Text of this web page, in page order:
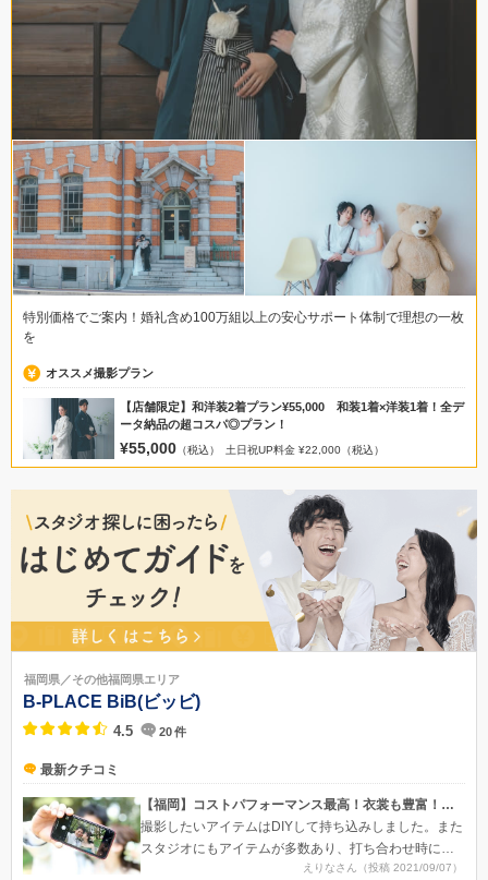
特別価格でご案内！婚礼含め100万組以上の安心サポート体制で理想の一枚
を
オススメ撮影プラン
【店舗限定】和洋装2着プラン¥55,000 和装1着×洋装1着！全デ
ータ納品の超コスパ◎プラン！
¥55,000 （税込） 土日祝UP料金 ¥22,000（税込）
福岡県／その他福岡県エリア
B-PLACE BiB(ビッビ)
4.5 20件
最新クチコミ
【福岡】コストパフォーマンス最高！衣裳も豊富！なスタジオ
撮影したいアイテムはDIYして持ち込みしました。また
スタジオにもアイテムが多数あり、打ち合わせ時に見
せてもらって使いたいものを当日持って来ていただき
えりなさん（投稿 2021/09/07）